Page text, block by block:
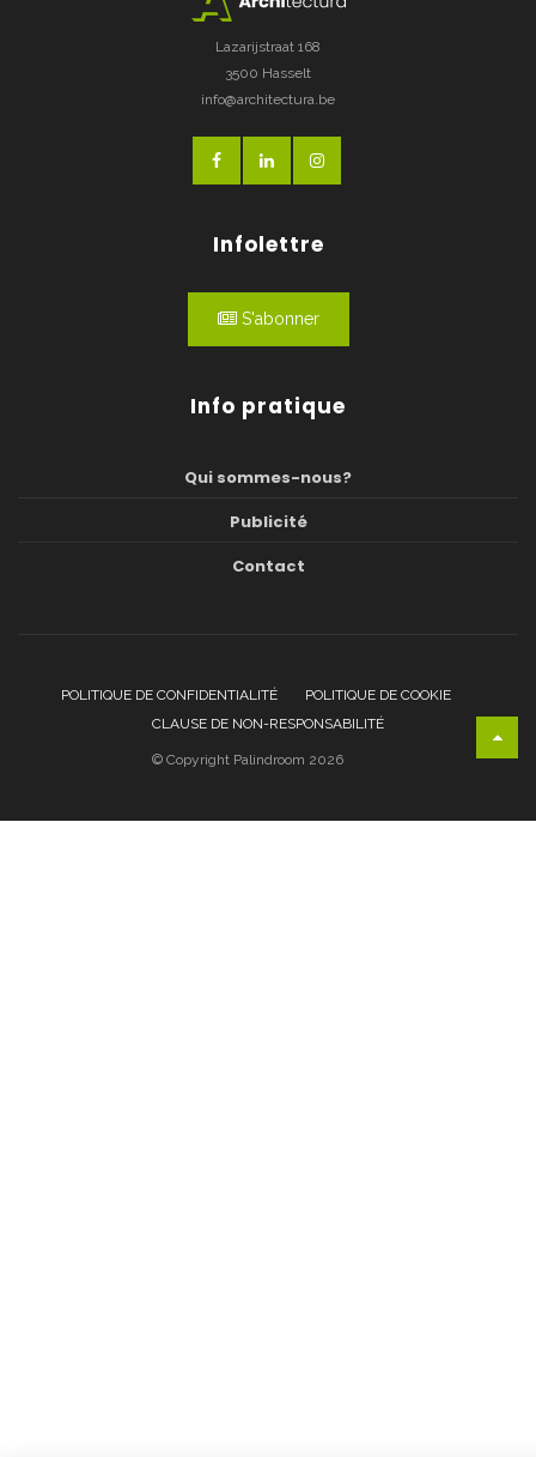
Lazarijstraat 168
3500 Hasselt
info@architectura.be
Infolettre
S'abonner
Info pratique
Qui sommes-nous?
Publicité
Contact
POLITIQUE DE CONFIDENTIALITÉ
POLITIQUE DE COOKIE
CLAUSE DE NON-RESPONSABILITÉ
© Copyright Palindroom 2026